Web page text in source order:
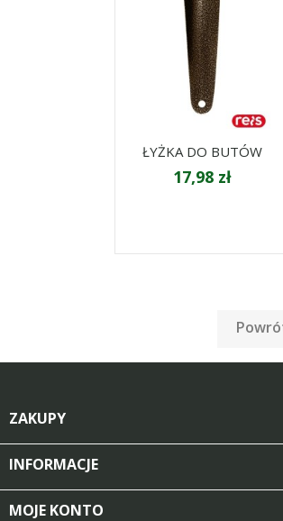
ŁYŻKA DO BUTÓW
17,98 zł
ZAKUPY
INFORMACJE
MOJE KONTO